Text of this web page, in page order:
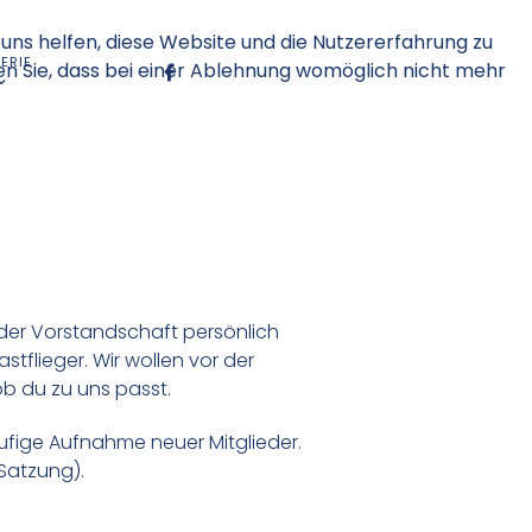
Vorstandschaft persönlich
Wir wollen vor der
du zu uns passt.
Aufnahme neuer Mitglieder.
).
helfen, diese Website und die Nutzererfahrung zu
Sie, dass bei einer Ablehnung womöglich nicht mehr